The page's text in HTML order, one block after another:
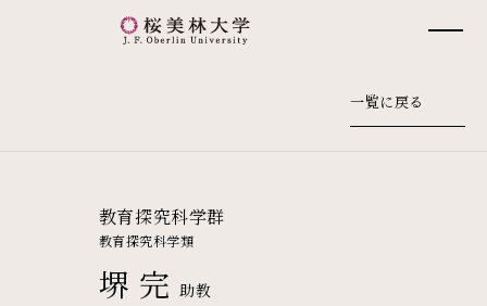
桜美林大学 トップページ
一覧に戻る
教育探究科学群
教育探究科学類
堺 完助教